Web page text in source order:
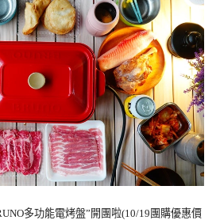
多功能電烤盤”開團啦(10/19團購優惠價